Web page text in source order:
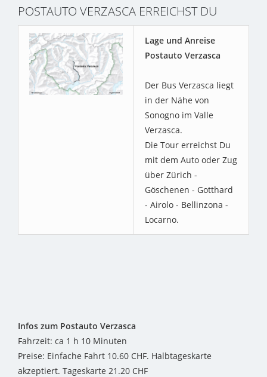
POSTAUTO VERZASCA ERREICHST DU
Lage und Anreise
Postauto Verzasca
Der Bus Verzasca liegt
in der Nähe von
Sonogno im Valle
Verzasca.
Die Tour erreichst Du
mit dem Auto oder Zug
über Zürich -
Göschenen - Gotthard
- Airolo - Bellinzona -
Locarno.
Infos zum Postauto Verzasca
Fahrzeit: ca 1 h 10 Minuten
Preise: Einfache Fahrt 10.60 CHF. Halbtageskarte
akzeptiert. Tageskarte 21.20 CHF